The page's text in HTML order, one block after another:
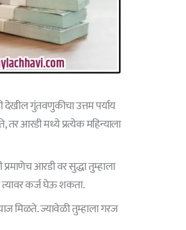
गुंतवणुकीचा उत्तम पर्याय
आरडी मध्ये प्रत्येक महिन्याला
आरडी वर सुद्धा तुम्हाला
कर्ज घेऊ शकता.
मिळते. ज्यावेळी तुम्हाला गरज